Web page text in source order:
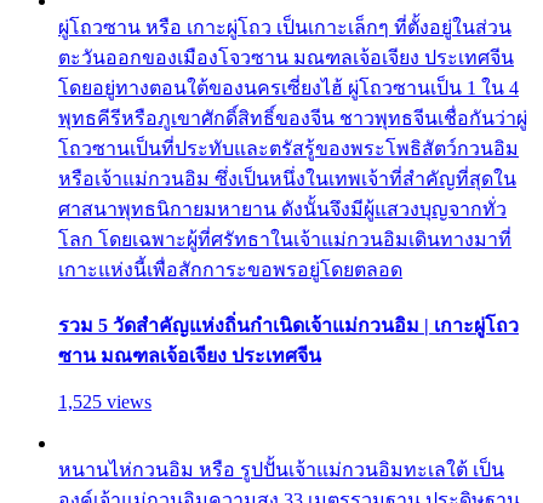
ผู่โถวซาน หรือ เกาะผู่โถว เป็นเกาะเล็กๆ ที่ตั้งอยู่ในส่วน
ตะวันออกของเมืองโจวซาน มณฑลเจ้อเจียง ประเทศจีน
โดยอยู่ทางตอนใต้ของนครเซี่ยงไฮ้ ผู่โถวซานเป็น 1 ใน 4
พุทธคีรีหรือภูเขาศักดิ์สิทธิ์ของจีน ชาวพุทธจีนเชื่อกันว่าผู่
โถวซานเป็นที่ประทับและตรัสรู้ของพระโพธิสัตว์กวนอิม
หรือเจ้าแม่กวนอิม ซึ่งเป็นหนึ่งในเทพเจ้าที่สำคัญที่สุดใน
ศาสนาพุทธนิกายมหายาน ดังนั้นจึงมีผู้แสวงบุญจากทั่ว
โลก โดยเฉพาะผู้ที่ศรัทธาในเจ้าแม่กวนอิมเดินทางมาที่
เกาะแห่งนี้เพื่อสักการะขอพรอยู่โดยตลอด
รวม 5 วัดสำคัญแห่งถิ่นกำเนิดเจ้าแม่กวนอิม | เกาะผู่โถว
ซาน มณฑลเจ้อเจียง ประเทศจีน
1,525 views
หนานไห่กวนอิม หรือ รูปปั้นเจ้าแม่กวนอิมทะเลใต้ เป็น